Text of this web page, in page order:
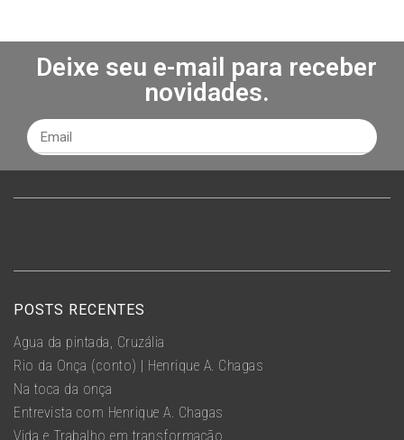
Deixe seu e-mail para receber
novidades.
POSTS RECENTES
Água da pintada, Cruzália
Rio da Onça (conto) | Henrique A. Chagas
Na toca da onça
Entrevista com Henrique A. Chagas
Vida e Trabalho em transformação